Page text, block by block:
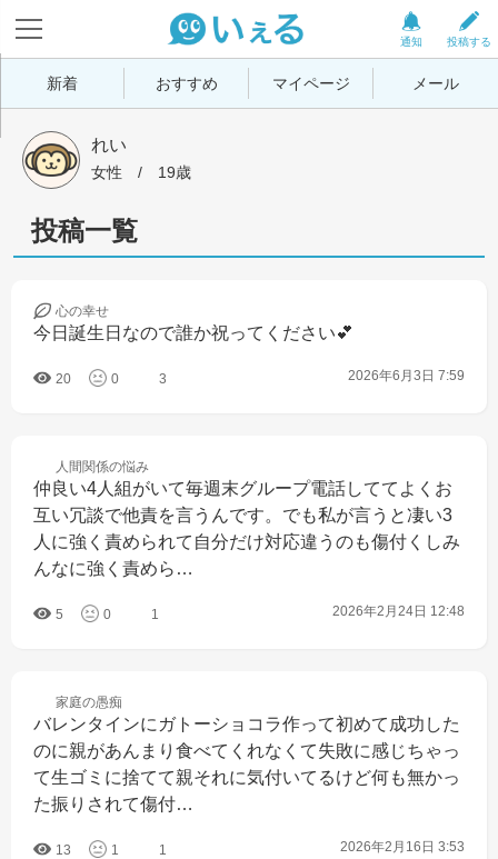
投稿する
通知
新着 おすすめ マイページ メール
れい
女性 / 19歳
投稿一覧
心の幸せ
今日誕生日なので誰か祝ってください💕
20 0 3 2026年6月3日 7:59
人間関係の悩み
仲良い4人組がいて毎週末グループ電話しててよくお
互い冗談で他責を言うんです。でも私が言うと凄い3
人に強く責められて自分だけ対応違うのも傷付くしみ
んなに強く責めら…
5 0 1 2026年2月24日 12:48
家庭の愚痴
バレンタインにガトーショコラ作って初めて成功した
のに親があんまり食べてくれなくて失敗に感じちゃっ
て生ゴミに捨てて親それに気付いてるけど何も無かっ
た振りされて傷付…
13 1 1 2026年2月16日 3:53